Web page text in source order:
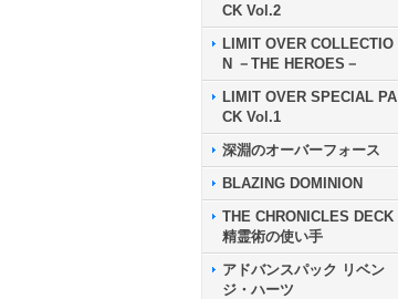
CK Vol.2
LIMIT OVER COLLECTIO
N －THE HEROES－
LIMIT OVER SPECIAL PA
CK Vol.1
深淵のオーバーフォース
BLAZING DOMINION
THE CHRONICLES DECK
精霊術の使い手
アドバンスパック リベン
ジ・ハーツ